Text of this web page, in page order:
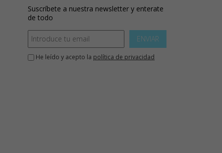
Suscríbete a nuestra newsletter y enterate
de todo
ENVIAR
He leído y acepto la política de privacidad